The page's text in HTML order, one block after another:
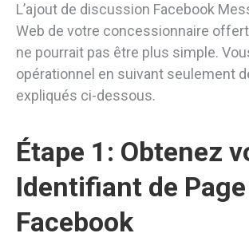
L’ajout de discussion Facebook
Web de votre concessionnaire
ne pourrait pas être plus simple.
opérationnel en suivant seulement
expliqués ci-dessous.
Étape 1: Obtenez
Identifiant de Page
Facebook